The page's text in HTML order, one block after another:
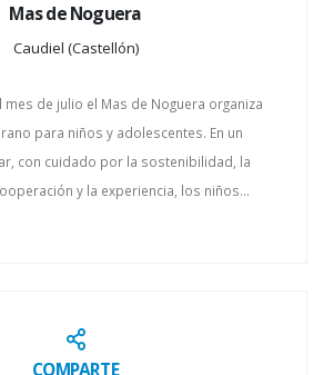
Mas de Noguera
Caudiel (Castellón)
mes de julio el Mas de Noguera organiza
para niños y adolescentes. En un
con cuidado por la sostenibilidad, la
y la experiencia, los niños...
COMPARTE